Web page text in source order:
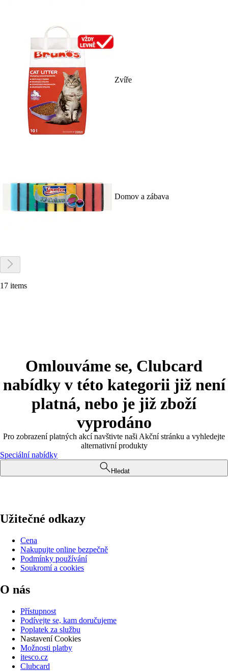
Zvíře
Domov a zábava
17 items
Omlouváme se, Clubcard
nabídky v této kategorii již není
platná, nebo je již zboží
vyprodáno
Pro zobrazení platných akcí navštivte naši Akční stránku a vyhledejte
alternativní produkty
Speciální nabídky
Hledat
Užitečné odkazy
Cena
Nakupujte online bezpečně
Podmínky používání
Soukromí a cookies
O nás
Přístupnost
Podívejte se, kam doručujeme
Poplatek za službu
Nastavení Cookies
Možnosti platby
itesco.cz
Clubcard